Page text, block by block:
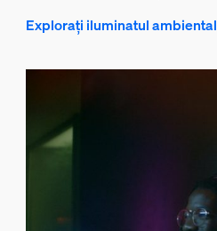
Explorați iluminatul ambiental